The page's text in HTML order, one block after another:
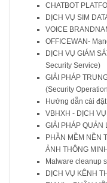
CHATBOT
DỊCH VỤ SIM
VOICE
OFFICEWAN-
DỊCH VỤ GIÁM
Security Service)
GIẢI PHÁP
(Security
Hướng dẫn cài
VBHXH - DỊCH
GIẢI PHÁP QUẢN
PHẦN MỀM NỀN
ẢNH THÔNG
Malware cleanup
DỊCH VỤ KÊNH